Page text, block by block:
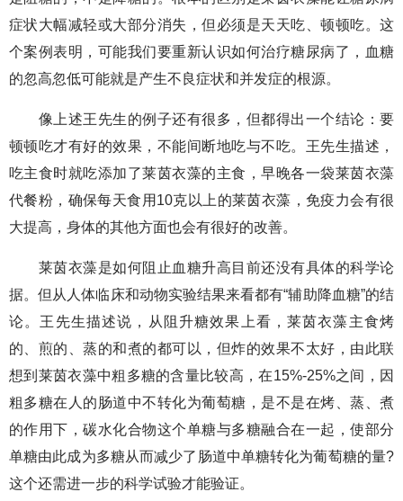
症状大幅减轻或大部分消失，但必须是天天吃、顿顿吃。这
个案例表明，可能我们要重新认识如何治疗糖尿病了，血糖
的忽高忽低可能就是产生不良症状和并发症的根源。
像上述王先生的例子还有很多，但都得出一个结论：要
顿顿吃才有好的效果，不能间断地吃与不吃。王先生描述，
吃主食时就吃添加了莱茵衣藻的主食，早晚各一袋莱茵衣藻
代餐粉，确保每天食用10克以上的莱茵衣藻，免疫力会有很
大提高，身体的其他方面也会有很好的改善。
莱茵衣藻是如何阻止血糖升高目前还没有具体的科学论
据。但从人体临床和动物实验结果来看都有“辅助降血糖”的结
论。王先生描述说，从阻升糖效果上看，莱茵衣藻主食烤
的、煎的、蒸的和煮的都可以，但炸的效果不太好，由此联
想到莱茵衣藻中粗多糖的含量比较高，在15%-25%之间，因
粗多糖在人的肠道中不转化为葡萄糖，是不是在烤、蒸、煮
的作用下，碳水化合物这个单糖与多糖融合在一起，使部分
单糖由此成为多糖从而减少了肠道中单糖转化为葡萄糖的量?
这个还需进一步的科学试验才能验证。